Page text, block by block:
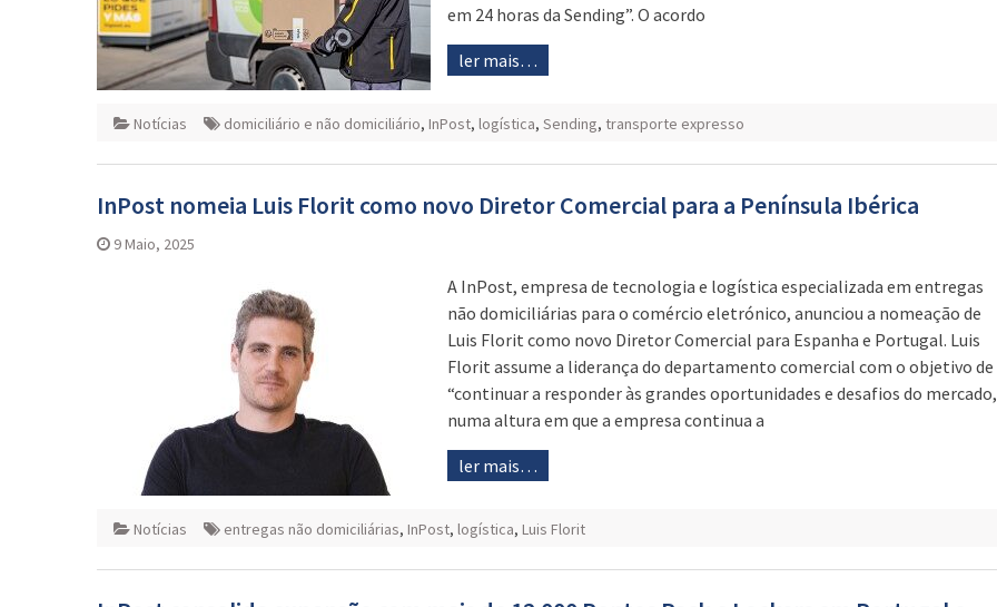
em 24 horas da Sending”. O acordo
ler mais…
Notícias domiciliário e não domiciliário, InPost, logística, Sending, transporte expresso
InPost nomeia Luis Florit como novo Diretor Comercial para a Península Ibérica
9 Maio, 2025
A InPost, empresa de tecnologia e logística especializada em entregas
não domiciliárias para o comércio eletrónico, anunciou a nomeação de
Luis Florit como novo Diretor Comercial para Espanha e Portugal. Luis
Florit assume a liderança do departamento comercial com o objetivo de
“continuar a responder às grandes oportunidades e desafios do mercado,
numa altura em que a empresa continua a
ler mais…
Notícias entregas não domiciliárias, InPost, logística, Luis Florit